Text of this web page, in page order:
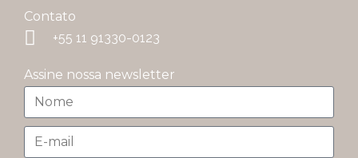
Contato
+55 11 91330-0123
Assine nossa newsletter